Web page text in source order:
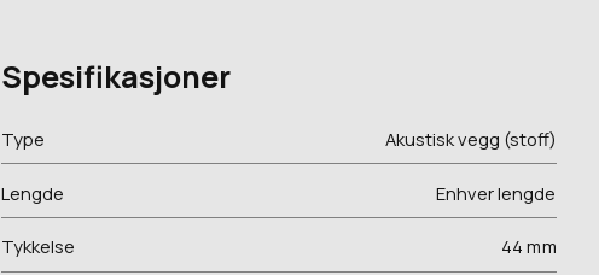
Spesifikasjoner
Type Akustisk vegg (stoff)
Lengde Enhver lengde
Tykkelse 44 mm